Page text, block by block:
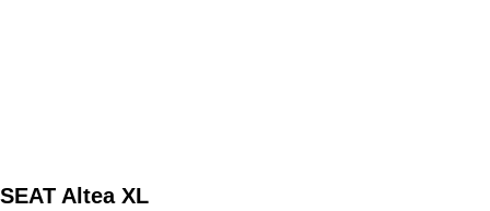
SEAT Altea XL